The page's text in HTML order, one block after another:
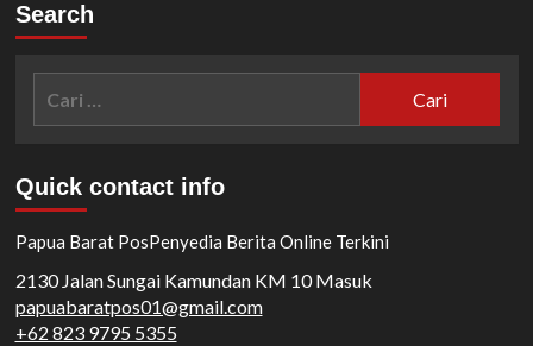
Search
Quick contact info
Papua Barat PosPenyedia Berita Online Terkini
2130 Jalan Sungai Kamundan KM 10 Masuk
papuabaratpos01@gmail.com
+62 823 9795 5355